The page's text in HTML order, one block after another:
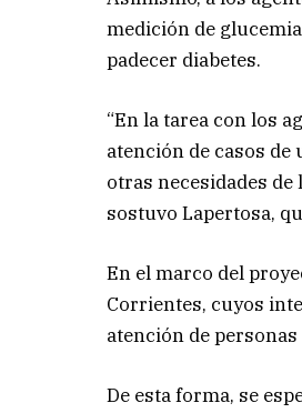
medición de
padecer diabetes.
“En la tarea con los
atención de casos
otras necesidades
sostuvo Lapertosa,
En el marco del
Corrientes, cuyos
atención de
De esta forma, se